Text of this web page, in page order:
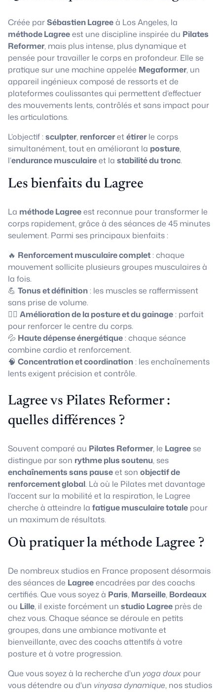
Créée parSébastien Lagreeà Los Angeles, la
méthode Lagreeest une discipline inspirée du Pilates
Reformer, mais plus intense, plus dynamique et
pensée pour travailler le corps en profondeur. Elle se
pratique sur une machine appelée Megaformer, un
appareil ingénieux composé de ressorts et de
plateformes coulissantes qui permettent d’effectuer
des mouvements lents, contrôlés et sans impact pour
les articulations.
L’objectif :sculpter, renforceretétirerle corps
simultanément, tout en améliorant la posture,
l’endurance musculaireet la stabilité du tronc.
Les bienfaits du Lagree
La méthode Lagreeest reconnue pour transformer le
corps rapidement, grâce à des séances de 45 minutes
seulement. Parmi ses principaux bienfaits :
🔥 Renforcement musculaire complet: chaque
mouvement sollicite plusieurs groupes musculaires à
la fois.
💪 Tonus et définition: les muscles se raffermissent
sans prise de volume.
🧘‍♀️ Amélioration de la posture et du gainage: parfait
pour renforcer le centre du corps.
💦 Haute dépense énergétique: chaque séance
combine cardio et renforcement.
🧠 Concentration et coordination: les enchaînements
lents exigent précision et contrôle.
Lagree vs Pilates Reformer :
quelles différences ?
Souvent comparé au Pilates Reformer, le Lagree se
distingue par son rythme plus soutenu, ses
enchaînements sans pauseet son objectif de
renforcement global. Là où le Pilates met davantage
l’accent sur la mobilité et la respiration, le Lagree
cherche à atteindre la fatigue musculaire totale pour
un maximum de résultats.
Où pratiquer la méthode Lagree ?
De nombreux studios en France proposent désormais
des séances de Lagreeencadrées par des coachs
certifiés. Que vous soyez à Paris, Marseille, Bordeaux
ou Lille, il existe forcément un studio Lagree près de
chez vous. Chaque séance se déroule en petits
groupes, dans une ambiance motivante et
bienveillante, avec des coachs attentifs à votre
posture et à votre progression.
Que vous soyez à la recherche d'un yoga doux pour
vous détendre ou d'un vinyasa dynamique, nos studios